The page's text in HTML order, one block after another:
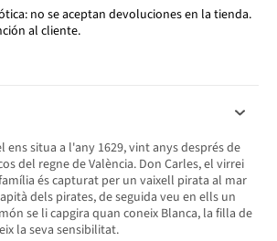
no se aceptan devoluciones en la tienda.
al cliente.
ens situa a l'any 1629, vint anys després de
del regne de València. Don Carles, el virrei
és capturat per un vaixell pirata al mar
dels pirates, de seguida veu en ells un
se li capgira quan coneix Blanca, la filla de
la seva sensibilitat.